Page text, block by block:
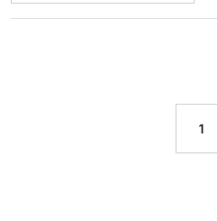
PLUS
H90